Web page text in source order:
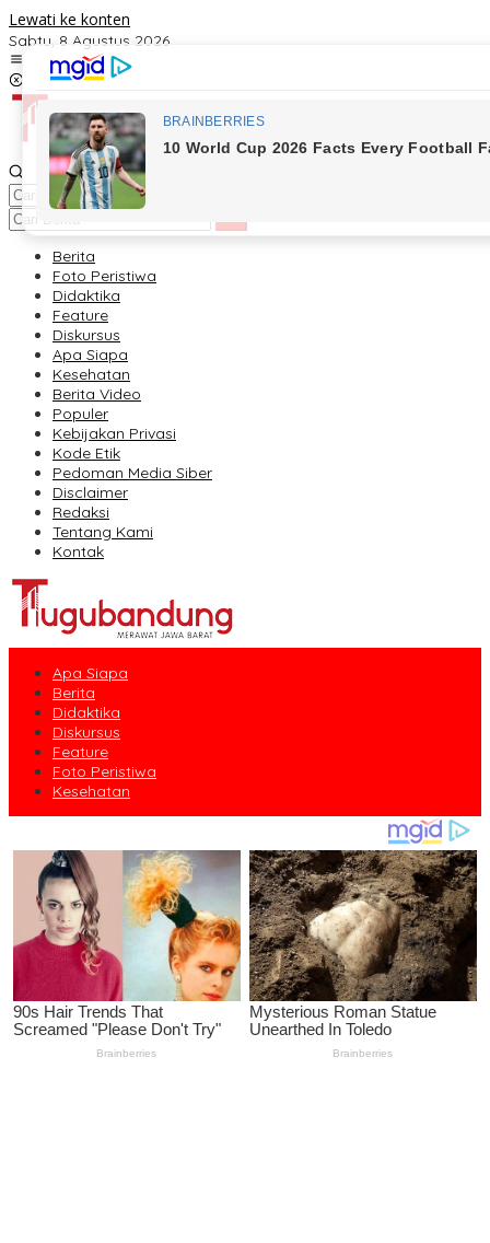
Lewati ke konten
Sabtu, 8 Agustus 2026
Tentang Kami
Berita
Foto Peristiwa
Didaktika
Feature
Diskursus
Apa Siapa
Kesehatan
Berita Video
Populer
Kebijakan Privasi
Kode Etik
Pedoman Media Siber
Disclaimer
Redaksi
Tentang Kami
Kontak
Apa Siapa
Berita
Didaktika
Diskursus
Feature
Foto Peristiwa
Kesehatan